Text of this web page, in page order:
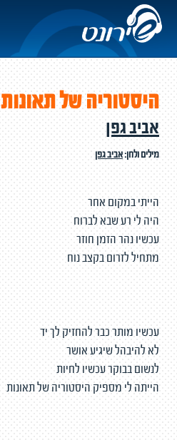
היסטוריה של תאונות
אביב גפן
מילים ולחן:אביב גפן
הייתי במקום אחר
היה לי רע שבא לברוח
עכשיו נהר הזמן חוזר
מתחיל לזרום בקצב נוח
עכשיו מותר כבר להחזיק לך יד
לא להיבהל שיגיע אושר
לנשום בבוקר עכשיו לחיות
הייתה לי מספיק היסטוריה של תאונות